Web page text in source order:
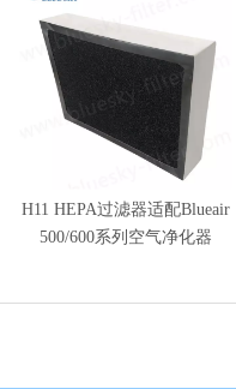
H11 HEPA过滤器适配Blueair
500/600系列空气净化器